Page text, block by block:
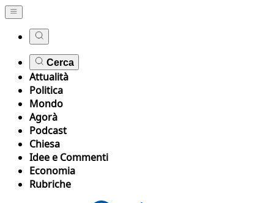
Cerca
Attualità
Politica
Mondo
Agorà
Podcast
Chiesa
Idee e Commenti
Economia
Rubriche